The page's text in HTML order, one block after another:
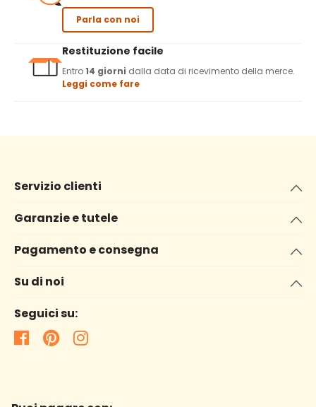
Parla con noi
Restituzione facile
Entro14 giorni dalla data di ricevimento della merce.
Leggi come fare
Servizio clienti
Garanzie e tutele
Pagamento e consegna
Su di noi
Seguici su: